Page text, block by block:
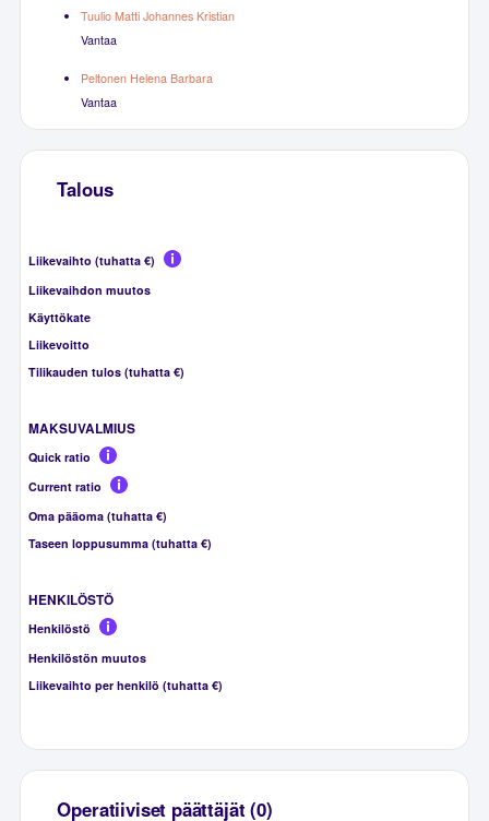
Tuulio Matti Johannes Kristian
Vantaa
Peltonen Helena Barbara
Vantaa
Talous
Liikevaihto (tuhatta €)
Liikevaihdon muutos
Käyttökate
Liikevoitto
Tilikauden tulos (tuhatta €)
MAKSUVALMIUS
Quick ratio
Current ratio
Oma pääoma (tuhatta €)
Taseen loppusumma (tuhatta €)
HENKILÖSTÖ
Henkilöstö
Henkilöstön muutos
Liikevaihto per henkilö (tuhatta €)
Operatiiviset päättäjät (0)